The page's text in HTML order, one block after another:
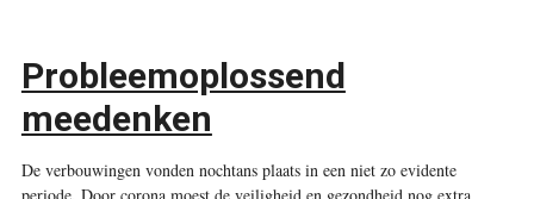
Probleemoplossend
meedenken
De verbouwingen vonden nochtans plaats in een niet zo evidente